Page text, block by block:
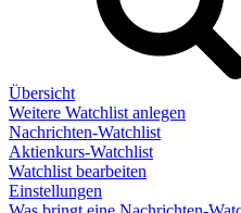
Übersicht
Weitere Watchlist anlegen
Nachrichten-Watchlist
Aktienkurs-Watchlist
Watchlist bearbeiten
Einstellungen